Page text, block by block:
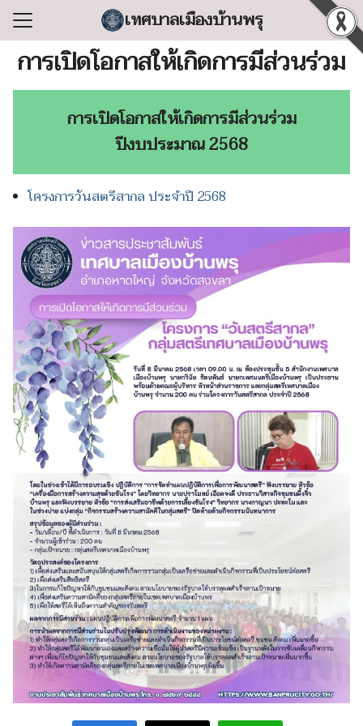
Skip
content
เทศบาลเมืองบ้านพรุ
อง/ร้องเรียน
ารสนเทศ
ทศบาล
Search
for:
การเปิดโอกาสให้เกิดการมีส่วนร่วม
การเปิดโอกาสให้เกิดการมีส่วนร่วม
ปีงบประมาณ 2568
โครงการวันสตรีสากล ประจำปี 2568